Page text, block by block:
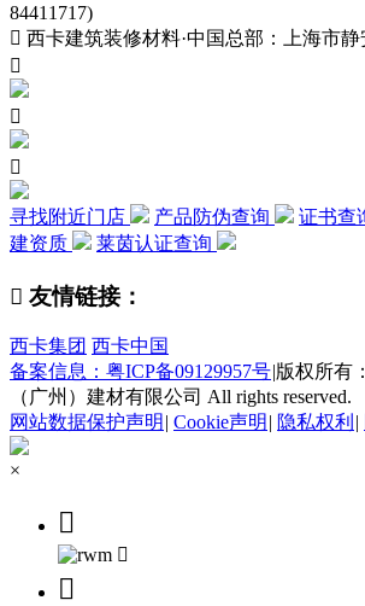
84411717)
 西卡建筑装修材料·中国总部：上海市



寻找附近门店 产品防伪查询 证书查
建资质
莱茵认证查询
 友情链接：
西卡集团 西卡中国
备案信息：粤ICP备09129957号|版权所有
（广州）建材有限公司 All rights reserved.
网站数据保护声明 | Cookie声明 | 隐私权利 |
×


